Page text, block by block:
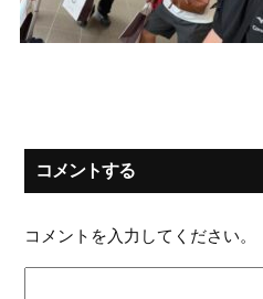
コメントする
コメントを入力してください。